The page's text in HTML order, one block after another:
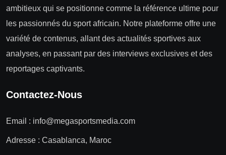
ambitieux qui se positionne comme la référence ultime pour
les passionnés du sport africain. Notre plateforme offre une
variété de contenus, allant des actualités sportives aux
analyses, en passant par des interviews exclusives et des
reportages captivants.
Contactez-Nous
Email : info@megasportsmedia.com
Adresse : Casablanca, Maroc